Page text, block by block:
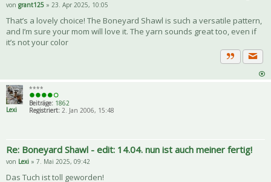
von grant125 » 23. Apr 2025, 10:05
That’s a lovely choice! The Boneyard Shawl is such a versatile pattern,
and I’m sure your mom will love it. The yarn sounds great too, even if
it’s not your color
Zitat
Lexi
****
Beiträge: 1862
Registriert:2. Jan 2006, 15:48
Re: Boneyard Shawl - edit: 14.04. nun ist auch meiner fertig!
von Lexi » 7. Mai 2025, 09:42
Das Tuch ist toll geworden!